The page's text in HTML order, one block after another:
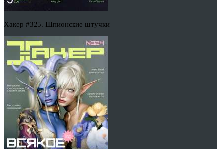
Хакер #325. Шпионские штучки